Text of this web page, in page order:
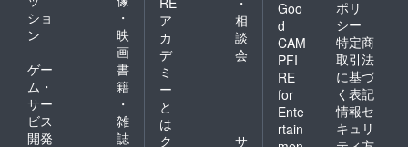
ショ
ン
・
映
画
ゲー
ム・
サー
ビス
開発
書
籍
・
雑
誌
ア
カ
デ
ミ
ー
と
は
相
談
会
ク
サ
Goo
d
CAM
PFI
RE
for
Ente
rtain
ポリ
シー
特定商
取引法
に基づ
く表記
情報セ
キュリ